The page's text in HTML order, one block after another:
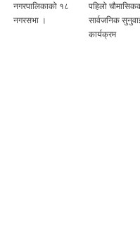
पहिलो चौमासिकको
सार्वजनिक सुनुवाई
सामग्री प्रदर्शनी
२०८२